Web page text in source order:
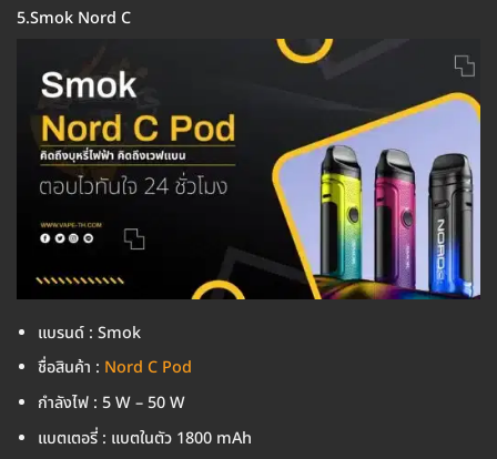
5.Smok Nord C
แบรนด์ : Smok
ชื่อสินค้า : Nord C Pod
กำลังไฟ : 5 W – 50 W
แบตเตอรี่ : แบตในตัว 1800 mAh